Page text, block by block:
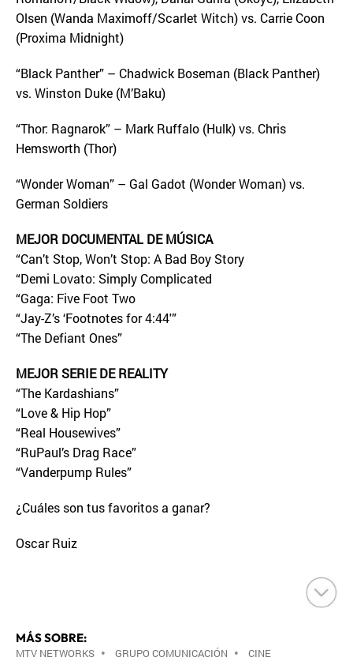
Olsen (Wanda Maximoff/Scarlet Witch) vs. Carrie Coon
(Proxima Midnight)
“Black Panther” – Chadwick Boseman (Black Panther)
vs. Winston Duke (M’Baku)
“Thor: Ragnarok” – Mark Ruffalo (Hulk) vs. Chris
Hemsworth (Thor)
“Wonder Woman” – Gal Gadot (Wonder Woman) vs.
German Soldiers
MEJOR DOCUMENTAL DE MÚSICA
“Can’t Stop, Won’t Stop: A Bad Boy Story
“Demi Lovato: Simply Complicated
“Gaga: Five Foot Two
“Jay-Z’s ‘Footnotes for 4:44′”
“The Defiant Ones”
MEJOR SERIE DE REALITY
“The Kardashians”
“Love & Hip Hop”
“Real Housewives”
“RuPaul’s Drag Race”
“Vanderpump Rules”
¿Cuáles son tus favoritos a ganar?
Oscar Ruiz
MÁS SOBRE:
MTV NETWORKS • GRUPO COMUNICACIÓN • CINE